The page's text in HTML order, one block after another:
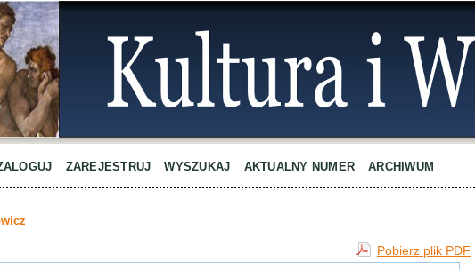
ZAREJESTRUJ WYSZUKAJ AKTUALNY NUMER ARCHIWUM
Pobierz plik PDF